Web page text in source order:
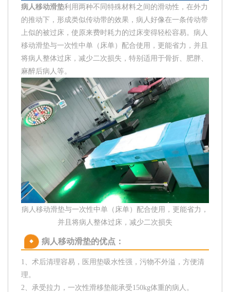
病人移动滑垫利用两种不同特殊材料之间的滑动性，在外力
的推动下，形成类似传动带的效果，病人好像在一条传动带
上似的被过床，使原来费时耗力的过床变得轻松容易。病人
移动滑垫与一次性中单（床单）配合使用，更能省力，并且
将病人整体过床，减少二次损失，特别适用于骨折、肥胖、
麻醉后病人等。
病人移动滑垫与一次性中单（床单）配合使用，更能省力，
并且将病人整体过床，减少二次损失
病人移动滑垫的优点：
1、术后清理容易，医用垫吸水性强，污物不外溢，方便清
理。
2、承受拉力，一次性滑移垫能承受150kg体重的病人。